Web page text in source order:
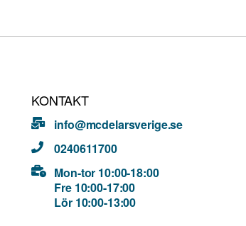
KONTAKT
info@mcdelarsverige.se
0240611700
Mon-tor 10:00-18:00
Fre 10:00-17:00
Lör 10:00-13:00